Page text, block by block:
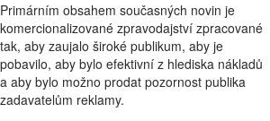
Primárním obsahem současných novin je
komercionalizované zpravodajství zpracované
tak, aby zaujalo široké publikum, aby je
pobavilo, aby bylo efektivní z hlediska nákladů
a aby bylo možno prodat pozornost publika
zadavatelům reklamy.